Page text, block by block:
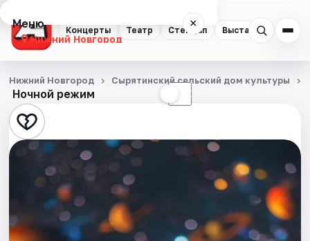
Концерты Театр Стендап Выставки
Меню ×
Нижний Новгород
Концерты
Театр
Стендап
Выставки
Квесты
Экскурсии
Ночной режим ☾
Нижний Новгород Сырятинский сельский дом культуры